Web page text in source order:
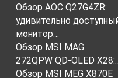
Обзор AOC Q27G4ZR:
удивительно
монитор…
Обзор MSI MAG
272QPW QD-OLED
Обзор MSI MEG X870E